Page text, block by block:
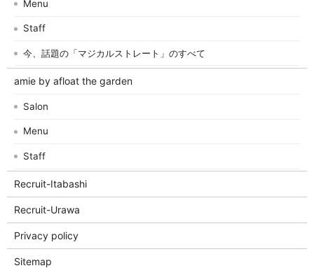
Menu
Staff
今、話題の「マジカルストレート」のすべて
amie by afloat the garden
Salon
Menu
Staff
Recruit-Itabashi
Recruit-Urawa
Privacy policy
Sitemap